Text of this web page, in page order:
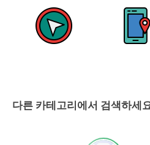
다른 카테고리에서 검색하세